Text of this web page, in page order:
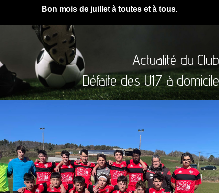
Bon mois de juillet à toutes et à tous.
Actualité du Club
Défaite des U17 à domicile